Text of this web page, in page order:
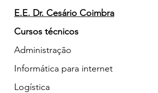
E.E. Dr. Cesário Coimbra
Cursos técnicos
Administração
Informática para internet
Logística